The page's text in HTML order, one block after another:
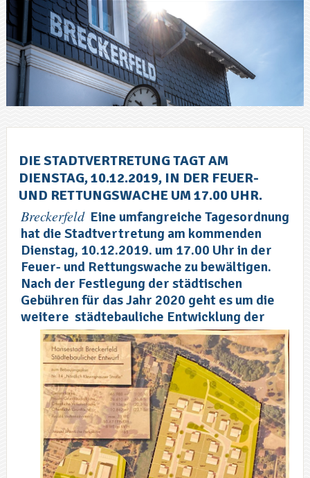
DIE STADTVERTRETUNG TAGT AM
DIENSTAG, 10.12.2019, IN DER FEUER-
UND RETTUNGSWACHE UM 17.00 UHR.
BreckerfeldEine umfangreiche Tagesordnung
hat die Stadtvertretung am kommenden
Dienstag, 10.12.2019. um 17.00 Uhr in der
Feuer- und Rettungswache zu bewältigen.
Nach der Festlegung der städtischen
Gebühren für das Jahr 2020 geht es um die
weitere städtebauliche Entwicklung der